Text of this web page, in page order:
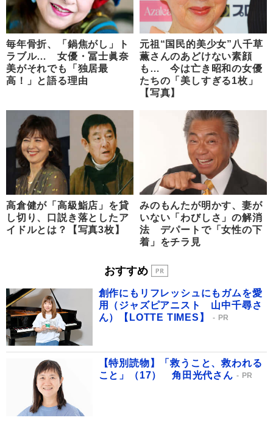
毎年骨折、「鍋焦がし」ト
ラブル… 女優・冨士眞奈
美がそれでも「独居最
高！」と語る理由
元祖“国民的美少女”八千草
薫さんのあどけない素顔
も… 今は亡き昭和の女優
たちの「美しすぎる1枚」
【写真】
高倉健が「高級鮨店」を貸
し切り、口説き落としたア
イドルとは？【写真3枚】
みのもんたが明かす、妻が
いない「わびしさ」の解消
法 デパートで「女性の下
着」をチラ見
おすすめ
創作にもリフレッシュにもガムを愛
用（ジャズピアニスト 山中千尋さ
ん）【LOTTE TIMES】
PR
【特別読物】「救うこと、救われる
こと」（17） 角田光代さん
PR